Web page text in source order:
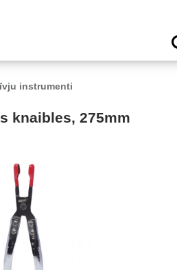
instrumenti
knaibles, 275mm